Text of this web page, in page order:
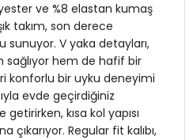
ve %8 elastan kumaş
takım, son derece
V yaka detayları,
hem de hafif bir
konforlu bir uyku deneyimi
evde geçirdiğiniz
kısa kol yapısı
çıkarıyor. Regular fit kalıbı,